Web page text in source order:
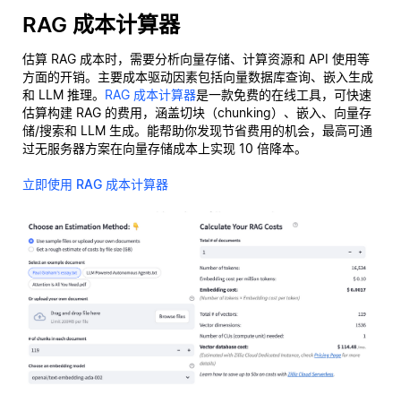
RAG 成本计算器
估算 RAG 成本时，需要分析向量存储、计算资源和 API 使用等
方面的开销。主要成本驱动因素包括向量数据库查询、嵌入生成
和 LLM 推理。 RAG 成本计算器是一款免费的在线工具，可快速
估算构建 RAG 的费用，涵盖切块（chunking）、嵌入、向量存
储/搜索和 LLM 生成。能帮助你发现节省费用的机会，最高可通
过无服务器方案在向量存储成本上实现 10 倍降本。
立即使用 RAG 成本计算器